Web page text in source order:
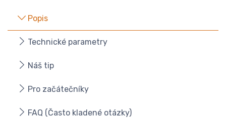
Popis
Technické parametry
Náš tip
Pro začátečníky
FAQ (Často kladené otázky)